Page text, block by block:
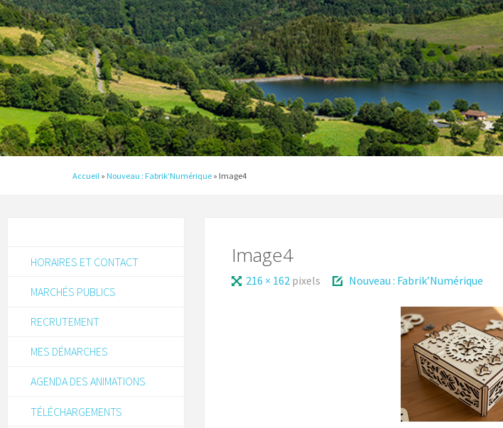
Accueil » Nouveau : Fabrik’Numérique » Image4
Image4
216 × 162 pixels Nouveau : Fabrik’Numérique
HORAIRES ET CONTACT
MARCHÉS PUBLICS
RECRUTEMENT
MES DÉMARCHES
AGENDA DES ANIMATIONS
TÉLÉCHARGEMENTS